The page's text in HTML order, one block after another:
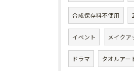
合成保存料不使用
イベント メイクア
ドラマ タオルアー